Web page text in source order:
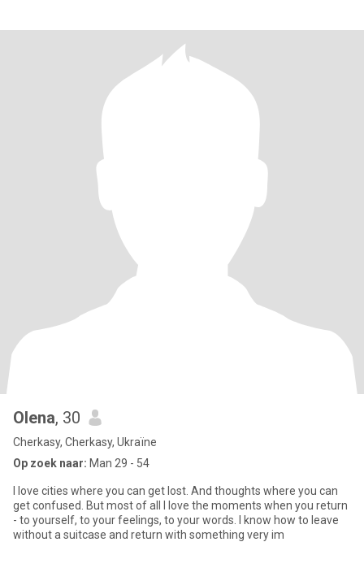
Olena, 30
Cherkasy, Cherkasy, Ukraïne
Op zoek naar: Man 29 - 54
I love cities where you can get lost. And thoughts where you can
get confused. But most of all I love the moments when you return
- to yourself, to your feelings, to your words. I know how to leave
without a suitcase and return with something very im